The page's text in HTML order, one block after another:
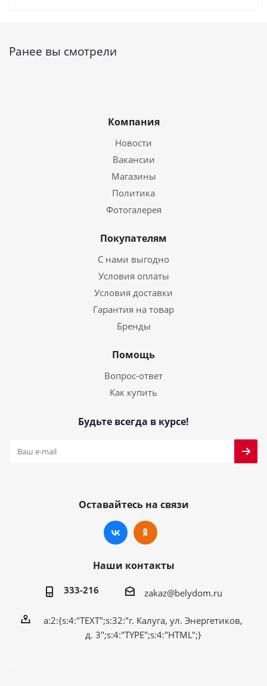
Ранее вы смотрели
Компания
Новости
Вакансии
Магазины
Политика
Фотогалерея
Покупателям
С нами выгодно
Условия оплаты
Условия доставки
Гарантия на товар
Бренды
Помощь
Вопрос-ответ
Как купить
Будьте всегда в курсе!
Оставайтесь на связи
Наши контакты
333-216 zakaz@belydom.ru
a:2:{s:4:"TEXT";s:32:"г. Калуга, ул. Энергетиков,
д. 3";s:4:"TYPE";s:4:"HTML";}